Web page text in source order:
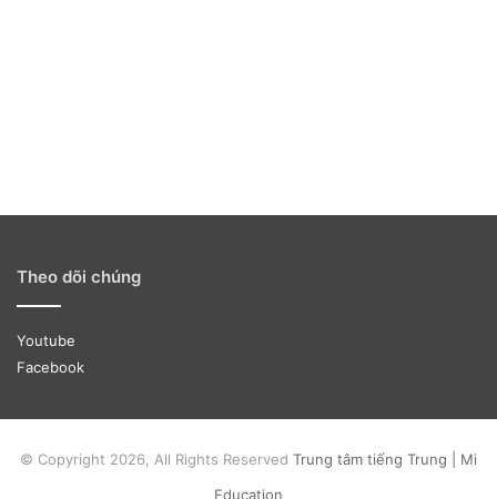
Theo dõi chúng
Youtube
Facebook
© Copyright 2026, All Rights Reserved Trung tâm tiếng Trung | Mi
Education